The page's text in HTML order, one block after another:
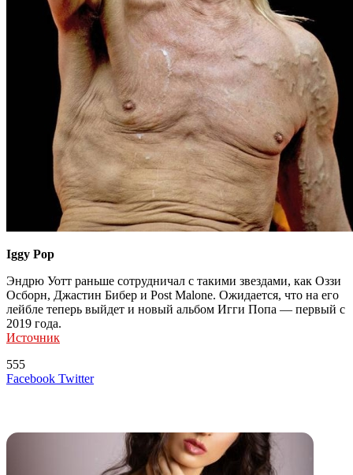
Iggy Pop
Эндрю Уотт раньше сотрудничал с такими звездами, как Оззи
Осборн, Джастин Бибер и Post Malone. Ожидается, что на его
лейбле теперь выйдет и новый альбом Игги Попа — первый с
2019 года.
Источник
555
Facebook TwitterLinkedIn
Tumblr
Reddit
Вконтакте
Одноклассники
Skype
Messenger
Messenger
WhatsApp
Telegram
Viber
Line
Поделиться
Печатать